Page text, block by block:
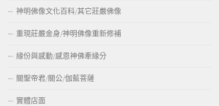
神明佛像文化百科/其它莊嚴佛像
重現莊嚴金身/神明佛像重新修補
緣份與感動/感恩神佛牽緣分
關聖帝君/關公/伽藍菩薩
實體店面